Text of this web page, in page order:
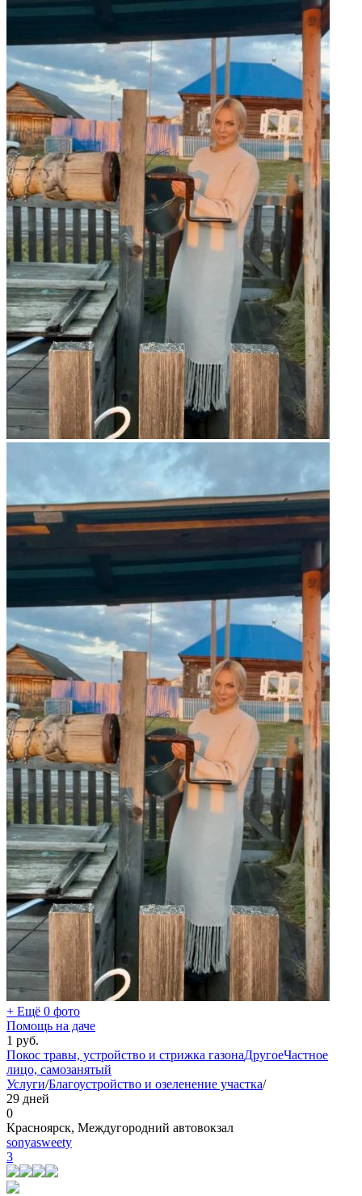
+ Ещё 0 фото
Помощь на даче
1 руб.
Покос травы, устройство и стрижка газонаДругоеЧастное
лицо, самозанятый
Услуги/Благоустройство и озеленение участка/
29 дней
0
Красноярск, Междугородний автовокзал
sonyasweety
3